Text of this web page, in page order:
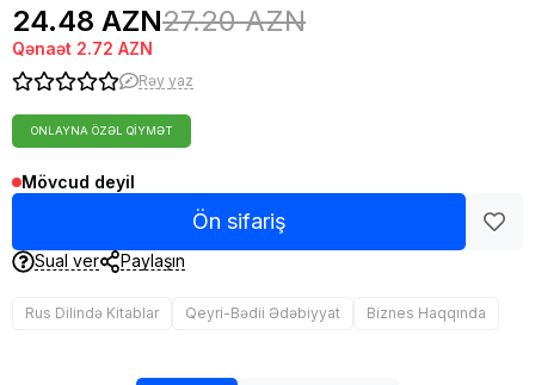
24.48 AZN27.20 AZN
Qənaət 2.72 AZN
Rəy yaz
ONLAYNA ÖZƏL QIYMƏT
Mövcud deyil
Ön sifariş
Sual ver Paylaşın
Rus Dilində Kitablar Qeyri-Bədii Ədəbiyyat Biznes Haqqında